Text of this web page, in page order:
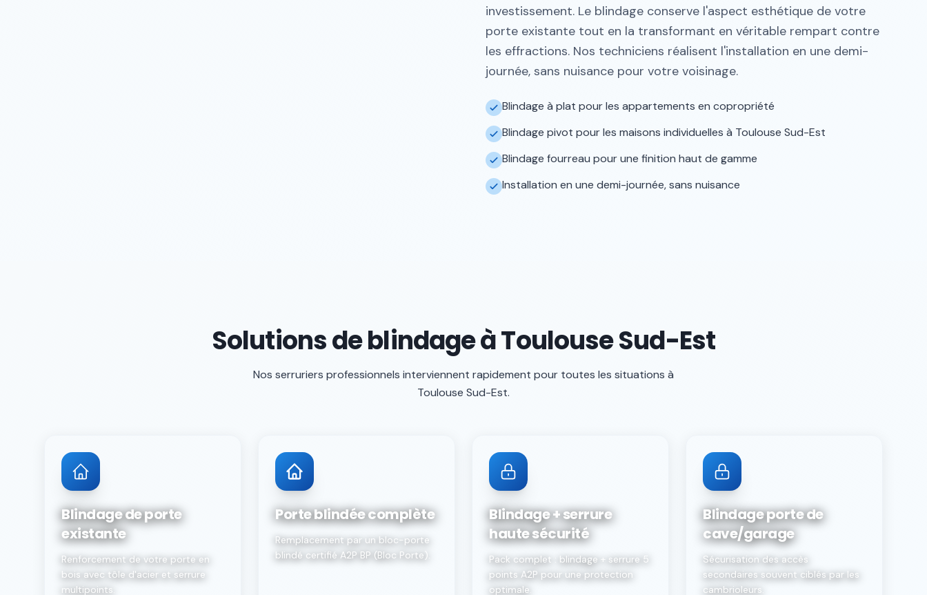
investissement. Le blindage conserve l'aspect esthétique de votre
porte existante tout en la transformant en véritable rempart contre
les effractions. Nos techniciens réalisent l'installation en une demi-
journée, sans nuisance pour votre voisinage.
Blindage à plat pour les appartements en copropriété
Blindage pivot pour les maisons individuelles à Toulouse Sud-Est
Blindage fourreau pour une finition haut de gamme
Installation en une demi-journée, sans nuisance
Solutions de blindage à Toulouse Sud-Est
Nos serruriers professionnels interviennent rapidement pour toutes les situations à
Toulouse Sud-Est.
Blindage de porte
existante
Renforcement de votre porte en
bois avec tôle d'acier et serrure
multipoints.
Porte blindée complète
Remplacement par un bloc-porte
blindé certifié A2P BP (Bloc Porte).
Blindage + serrure
haute sécurité
Pack complet : blindage + serrure 5
points A2P pour une protection
optimale.
Blindage porte de
cave/garage
Sécurisation des accès
secondaires souvent ciblés par les
cambrioleurs.